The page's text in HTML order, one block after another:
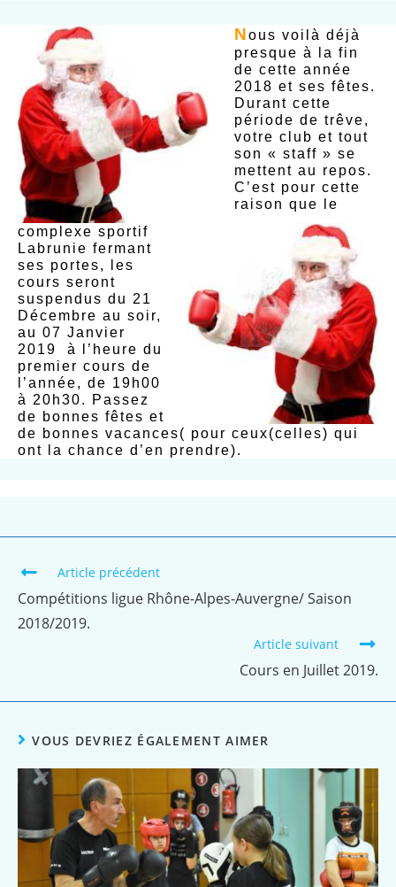
Nous voilà déjà
presque à la fin
de cette année
2018 et ses fêtes.
Durant cette
période de trêve,
votre club et tout
son « staff » se
mettent au repos.
C’est pour cette
raison que le
complexe sportif
Labrunie fermant
ses portes, les
cours seront
suspendus du 21
Décembre au soir,
au 07 Janvier
2019 à l’heure du
premier cours de
l’année, de 19h00
à 20h30. Passez
de bonnes fêtes et
de bonnes vacances( pour ceux(celles) qui
ont la chance d’en prendre).
Article précédent
Compétitions ligue Rhône-Alpes-Auvergne/ Saison
2018/2019.
Article suivant
Cours en Juillet 2019.
VOUS DEVRIEZ ÉGALEMENT AIMER